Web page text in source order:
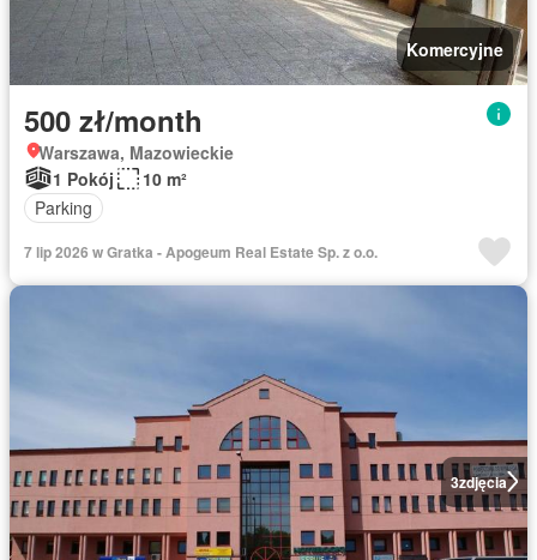
Komercyjne
500 zł/month
Warszawa, Mazowieckie
1 Pokój
10 m²
Parking
7 lip 2026 w Gratka - Apogeum Real Estate Sp. z o.o.
3zdjęcia